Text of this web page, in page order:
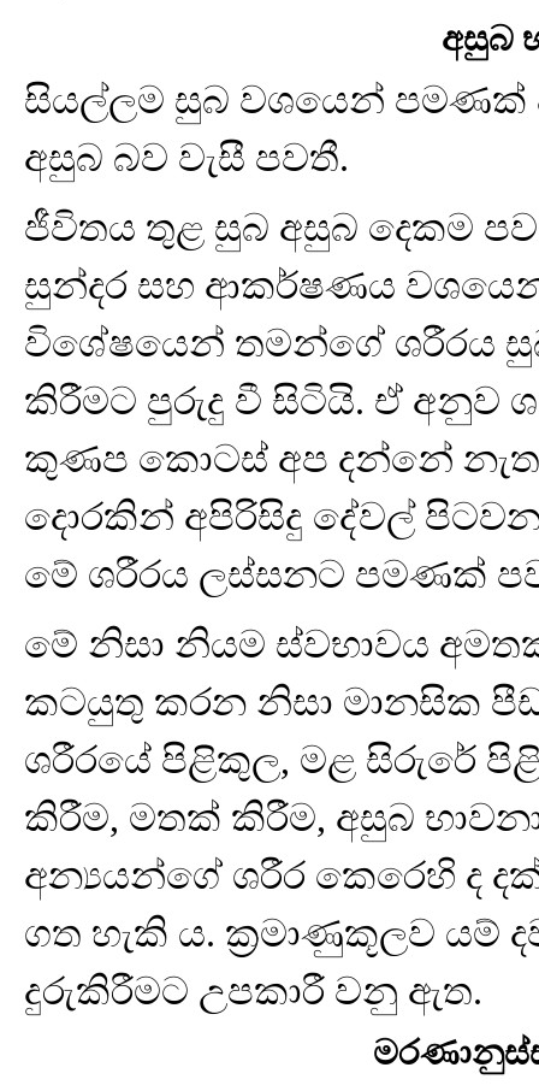
අසුබ
සියල්ලම සුබ වශයෙන් පමණක්
අසුබ බව වැසී පවතී.
ජීවිතය තුළ සුබ අසුබ දෙකම
සුන්දර සහ ආකර්ෂණය
විශේෂයෙන් තමන්ගේ ශරීරය
කිරීමට පුරුදු වී සිටියි. ඒ අනුව
කුණප කොටස් අප දන්නේ
දොරකින් අපිරිසිදු දේවල්
මේ ශරීරය ලස්සනට පමණක්
මේ නිසා නියම ස්වභාවය
කටයුතු කරන නිසා මානසික
ශරීරයේ පිළිකුල, මළ සිරුරේ
කිරීම, මතක් කිරීම, අසුබ
අන්‍යයන්ගේ ශරීර කෙරෙහි ද
ගත හැකි ය. ක්‍රමාණුකූලව
දුරුකිරීමට උපකාරී වනු ඇත.